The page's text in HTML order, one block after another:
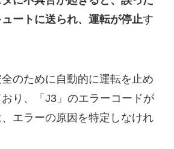
ートに送られ、運転が停止す
のために自動的に運転を止め
り、「J3」のエラーコードが
エラーの原因を特定しなけれ